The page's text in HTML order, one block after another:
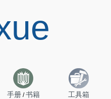
手册/书籍 工具箱